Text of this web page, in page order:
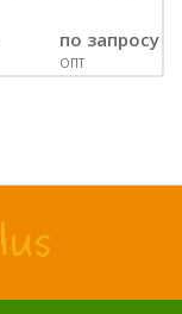
по запросу
ОПТ